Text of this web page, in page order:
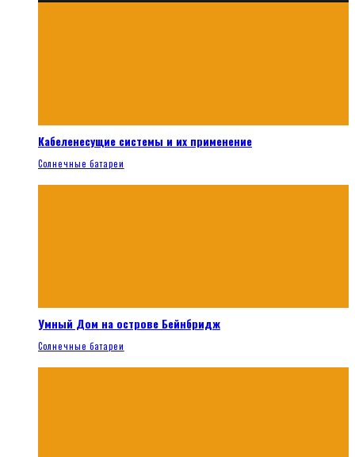
Кабеленесущие системы и их применение
Солнечные батареи
Умный Дом на острове Бейнбридж
Солнечные батареи